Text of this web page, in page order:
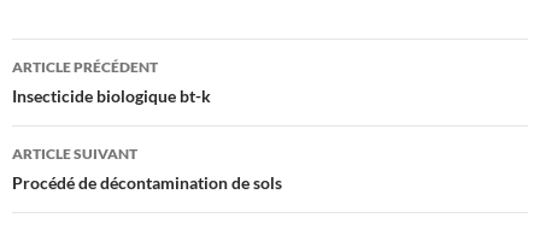
Navigation
des
articles
ARTICLE PRÉCÉDENT
Insecticide biologique bt-k
ARTICLE SUIVANT
Procédé de décontamination de sols